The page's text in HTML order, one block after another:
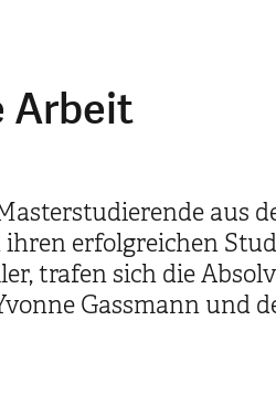
Arbeit
aus
erfolgreichen
trafen sich die
Gassmann und